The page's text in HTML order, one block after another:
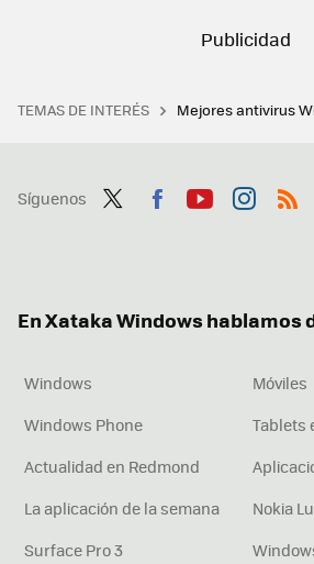
TEMAS DE INTERÉS Mejores antivirus
Síguenos
En Xataka Windows hablamos
Windows
Móviles
Windows Phone
Tablets
Actualidad en Redmond
La aplicación de la semana
Nokia
Surface Pro 3